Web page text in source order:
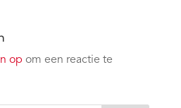
op om een reactie te